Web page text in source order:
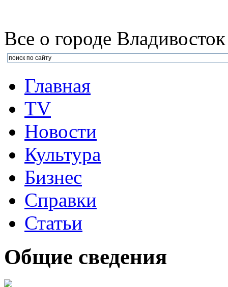
Все о городе Владивосток
Главная
TV
Новости
Культура
Бизнеc
Справки
Статьи
Общие сведения